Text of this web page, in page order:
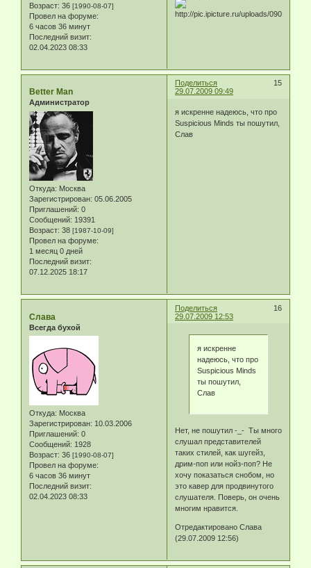
Возраст: 36 [1990-08-07]
Провел на форуме:
6 часов 36 минут
Последний визит:
02.04.2023 08:33
Поделиться
15
29.07.2009 09:49
Better Man
Администратор
Откуда: Москва
Зарегистрирован: 05.06.2005
Приглашений: 0
Сообщений: 19391
Возраст: 38 [1987-10-09]
Провел на форуме:
1 месяц 0 дней
Последний визит:
07.12.2025 18:17
я искренне надеюсь, что про
Suspicious Minds ты пошутил,
Слав
Поделиться
16
29.07.2009 12:53
Слава
Всегда бухой
Откуда: Москва
Зарегистрирован: 10.03.2006
Приглашений: 0
Сообщений: 1928
Возраст: 36 [1990-08-07]
Провел на форуме:
6 часов 36 минут
Последний визит:
02.04.2023 08:33
я искренне
надеюсь, что про
Suspicious Minds
ты пошутил,
Слав
Нет, не пошутил -_- Ты много
слушал представителей
таких стилей, как шугейз,
дрим-поп или нойз-поп? Не
хочу показаться снобом, но
это кавер для продвинутого
слушателя. Поверь, он очень
многим нравится.
Отредактировано Слава
(29.07.2009 12:56)